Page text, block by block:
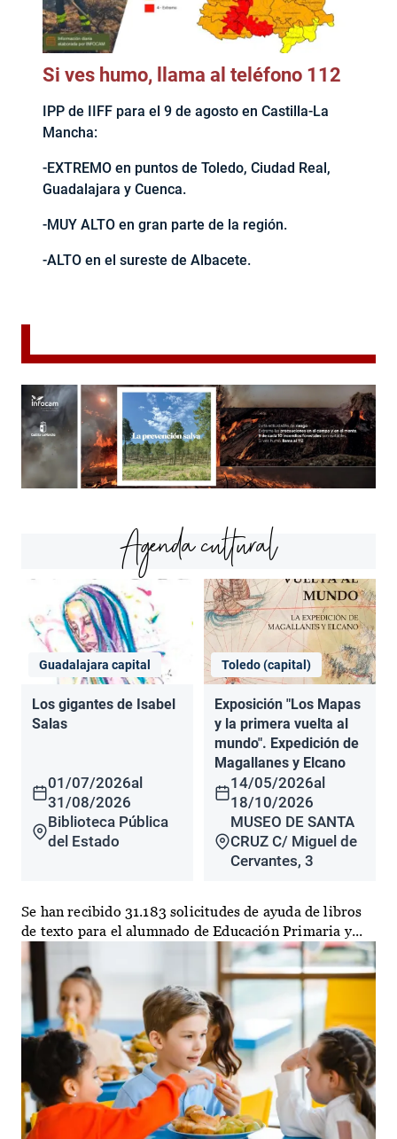
Si ves humo, llama al teléfono 112
IPP de IIFF para el 9 de agosto en Castilla-La
Mancha:
-EXTREMO en puntos de Toledo, Ciudad Real,
Guadalajara y Cuenca.
-MUY ALTO en gran parte de la región.
-ALTO en el sureste de Albacete.
Agenda cultural
Guadalajara capital
Los gigantes de Isabel
Salas
01/07/2026al
31/08/2026
Biblioteca Pública
del Estado
Toledo (capital)
Exposición "Los Mapas
y la primera vuelta al
mundo". Expedición de
Magallanes y Elcano
14/05/2026al
18/10/2026
MUSEO DE SANTA
CRUZ C/ Miguel de
Cervantes, 3
Se han recibido 31.183 solicitudes de ayuda de libros
de texto para el alumnado de Educación Primaria y...